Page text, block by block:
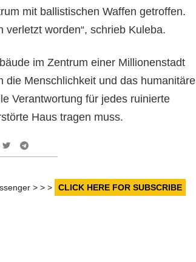
mit ballistischen Waffen getroffen.
worden“, schrieb Kuleba.
im Zentrum einer Millionenstadt
die Menschlichkeit und das humanitäre
Verantwortung für jedes ruinierte
Haus tragen muss.
> > > CLICK HERE FOR SUBSCRIBE